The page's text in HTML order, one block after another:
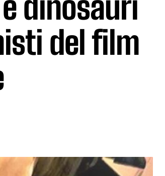
del film